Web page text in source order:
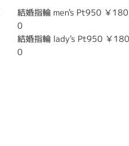
結婚指輪 men's Pt950 ￥
0
結婚指輪 lady's Pt950 ￥
0